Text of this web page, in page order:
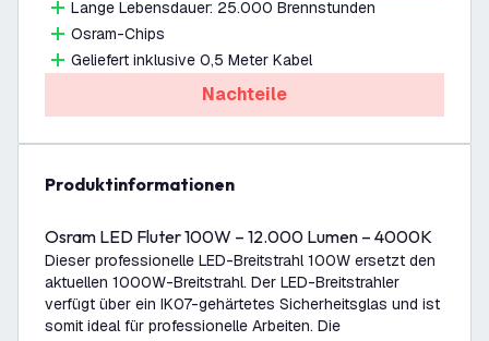
Lange Lebensdauer: 25.000 Brennstunden
Osram-Chips
Geliefert inklusive 0,5 Meter Kabel
Nachteile
Produktinformationen
Osram LED Fluter 100W – 12.000 Lumen – 4000K
Dieser professionelle LED-Breitstrahl 100W ersetzt den
aktuellen 1000W-Breitstrahl. Der LED-Breitstrahler
verfügt über ein IK07-gehärtetes Sicherheitsglas und ist
somit ideal für professionelle Arbeiten. Die